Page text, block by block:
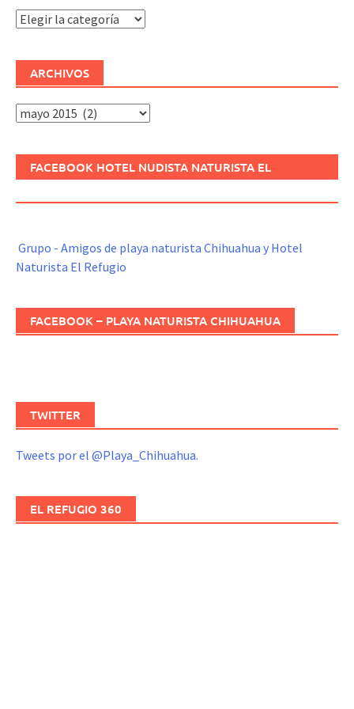
Categorías
ARCHIVOS
Archivos
FACEBOOK HOTEL NUDISTA NATURISTA EL
Grupo - Amigos de playa naturista Chihuahua y Hotel
Naturista El Refugio
FACEBOOK – PLAYA NATURISTA CHIHUAHUA
TWITTER
Tweets por el @Playa_Chihuahua.
EL REFUGIO 360